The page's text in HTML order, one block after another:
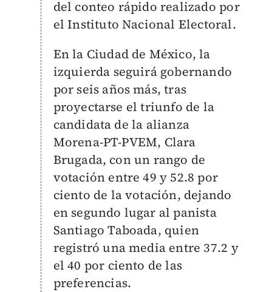
del conteo rápido realizado por
el Instituto Nacional Electoral.
En la Ciudad de México, la
izquierda seguirá gobernando
por seis años más, tras
proyectarse el triunfo de la
candidata de la alianza
Morena-PT-PVEM, Clara
Brugada, con un rango de
votación entre 49 y 52.8 por
ciento de la votación, dejando
en segundo lugar al panista
Santiago Taboada, quien
registró una media entre 37.2 y
el 40 por ciento de las
preferencias.